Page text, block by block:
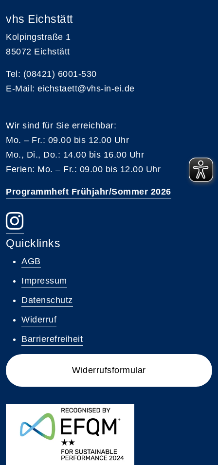
vhs Eichstätt
Kolpingstraße 1
85072 Eichstätt
Tel: (08421) 6001-530
E-Mail: eichstaett@vhs-in-ei.de
Wir sind für Sie erreichbar:
Mo. – Fr.: 09.00 bis 12.00 Uhr
Mo., Di., Do.: 14.00 bis 16.00 Uhr
Ferien: Mo. – Fr.: 09.00 bis 12.00 Uhr
Programmheft Frühjahr/Sommer 2026
Quicklinks
AGB
Impressum
Datenschutz
Widerruf
Barrierefreiheit
Widerrufsformular